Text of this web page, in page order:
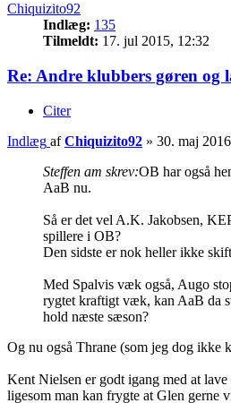
Chiquizito92
Indlæg: 135
Tilmeldt: 17. jul 2015, 12:32
Re: Andre klubbers gøren og
Citer
Indlæg afChiquizito92 » 30. maj
Steffen am skrev:OB har også
AaB nu.
Så er det vel A.K. Jakobsen,
spillere i OB?
Den sidste er nok heller ikke
Med Spalvis væk også, Augo
rygtet kraftigt væk, kan AaB da
hold næste sæson?
Og nu også Thrane (som jeg dog ikke
Kent Nielsen er godt igang med at
ligesom man kan frygte at Glen gerne